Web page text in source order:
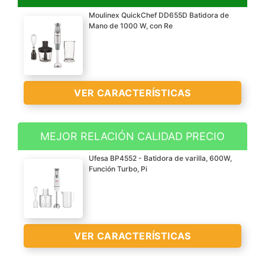
Moulinex QuickChef DD655D Batidora de
Mano de 1000 W, con Re
VER CARACTERÍSTICAS
Batidora con motor de
alto rendimiento de 1000
W podrás batir fácilmente
y preparar una variedad
de platos con sencillez y
rapidez
Regulación mediante
MEJOR RELACIÓN CALIDAD PRECIO
Ufesa BP4552 - Batidora de varilla, 600W,
Función Turbo, Pi
VER CARACTERÍSTICAS